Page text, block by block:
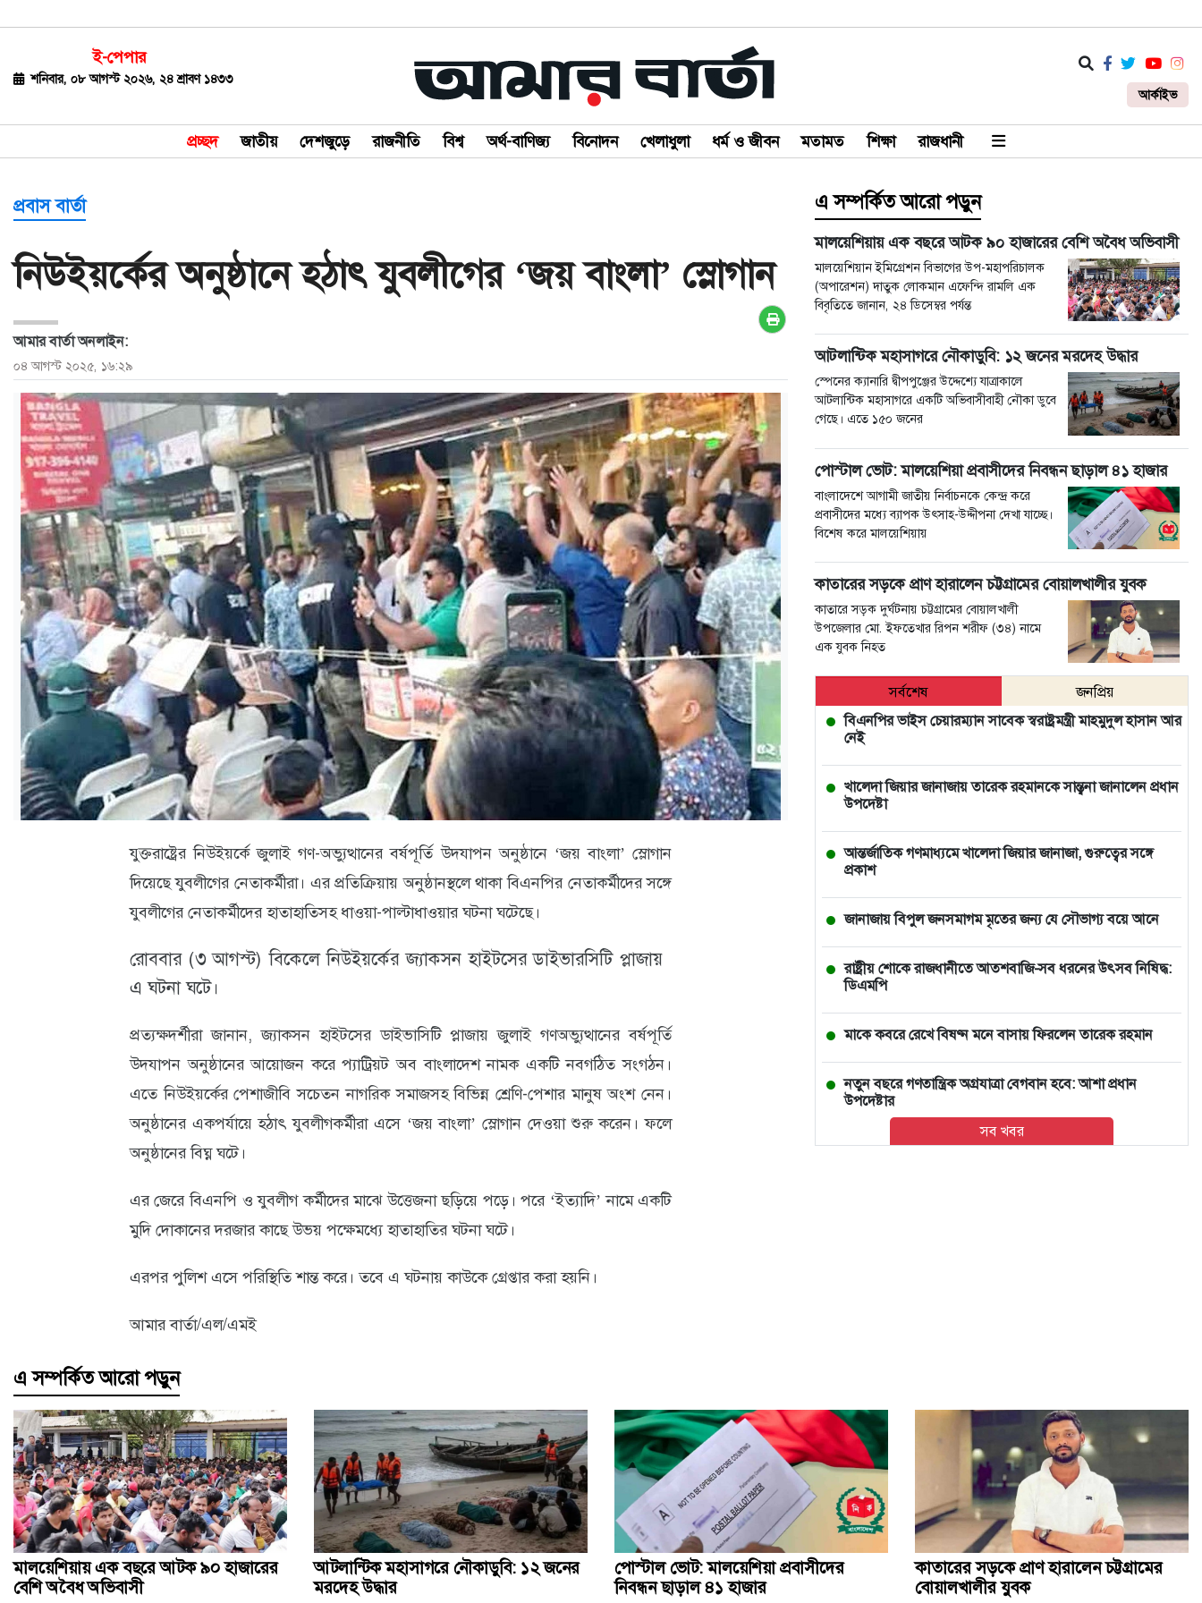
ই-পেপার
শনিবার, ০৮ আগস্ট ২০২৬, ২৪ শ্রাবণ ১৪৩৩
আর্কাইভ
প্রচ্ছদ জাতীয় দেশজুড়ে রাজনীতি বিশ্ব অর্থ-বাণিজ্য বিনোদন খেলাধুলা ধর্ম ও জীবন মতামত শিক্ষা রাজধানী
জাতীয়
রাজনীতি
বিশ্ব
বাণিজ্য
খেলাধুলা
ধর্ম
ও
জীবন
মতামত
শিক্ষা
রাজধানী
আইন-
আদালত
ক্যাম্পাস
আজকের
পত্রিকা
ক্যারিয়ার
ভিডিও
প্রবাস বার্তা
নিউইয়র্কের অনুষ্ঠানে হঠাৎ যুবলীগের ‘জয় বাংলা’ স্লোগান
আমার বার্তা অনলাইন:
০৪ আগস্ট ২০২৫, ১৬:২৯
যুক্তরাষ্ট্রের নিউইয়র্কে জুলাই গণ-অভ্যুত্থানের বর্ষপূর্তি উদযাপন অনুষ্ঠানে ‘জয় বাংলা’ স্লোগান
দিয়েছে যুবলীগের নেতাকর্মীরা। এর প্রতিক্রিয়ায় অনুষ্ঠানস্থলে থাকা বিএনপির নেতাকর্মীদের সঙ্গে
যুবলীগের নেতাকর্মীদের হাতাহাতিসহ ধাওয়া-পাল্টাধাওয়ার ঘটনা ঘটেছে।
রোববার (৩ আগস্ট) বিকেলে নিউইয়র্কের জ্যাকসন হাইটসের ডাইভারসিটি প্লাজায়
এ ঘটনা ঘটে।
প্রত্যক্ষদর্শীরা জানান, জ্যাকসন হাইটসের ডাইভাসিটি প্লাজায় জুলাই গণঅভ্যুত্থানের বর্ষপূর্তি
উদযাপন অনুষ্ঠানের আয়োজন করে প্যাট্রিয়ট অব বাংলাদেশ নামক একটি নবগঠিত সংগঠন।
এতে নিউইয়র্কের পেশাজীবি সচেতন নাগরিক সমাজসহ বিভিন্ন শ্রেণি-পেশার মানুষ অংশ নেন।
অনুষ্ঠানের একপর্যায়ে হঠাৎ যুবলীগকর্মীরা এসে ‘জয় বাংলা’ স্লোগান দেওয়া শুরু করেন। ফলে
অনুষ্ঠানের বিঘ্ন ঘটে।
এর জেরে বিএনপি ও যুবলীগ কর্মীদের মাঝে উত্তেজনা ছড়িয়ে পড়ে। পরে ‘ইত্যাদি’ নামে একটি
মুদি দোকানের দরজার কাছে উভয় পক্ষেমধ্যে হাতাহাতির ঘটনা ঘটে।
এরপর পুলিশ এসে পরিস্থিতি শান্ত করে। তবে এ ঘটনায় কাউকে গ্রেপ্তার করা হয়নি।
আমার বার্তা/এল/এমই
এ সম্পর্কিত আরো পড়ুন
মালয়েশিয়ায় এক বছরে আটক ৯০ হাজারের বেশি অবৈধ অভিবাসী
মালয়েশিয়ান ইমিগ্রেশন বিভাগের উপ-মহাপরিচালক
(অপারেশন) দাতুক লোকমান এফেন্দি রামলি এক
বিবৃতিতে জানান, ২৪ ডিসেম্বর পর্যন্ত
আটলান্টিক মহাসাগরে নৌকাডুবি: ১২ জনের মরদেহ উদ্ধার
স্পেনের ক্যানারি দ্বীপপুঞ্জের উদ্দেশ্যে যাত্রাকালে
আটলান্টিক মহাসাগরে একটি অভিবাসীবাহী নৌকা ডুবে
গেছে। এতে ১৫০ জনের
পোস্টাল ভোট: মালয়েশিয়া প্রবাসীদের নিবন্ধন ছাড়াল ৪১ হাজার
বাংলাদেশে আগামী জাতীয় নির্বাচনকে কেন্দ্র করে
প্রবাসীদের মধ্যে ব্যাপক উৎসাহ-উদ্দীপনা দেখা যাচ্ছে।
বিশেষ করে মালয়েশিয়ায়
কাতারের সড়কে প্রাণ হারালেন চট্টগ্রামের বোয়ালখালীর যুবক
কাতারে সড়ক দুর্ঘটনায় চট্টগ্রামের বোয়ালখালী
উপজেলার মো. ইফতেখার রিপন শরীফ (৩৪) নামে
এক যুবক নিহত
সর্বশেষ
জনপ্রিয়
বিএনপির ভাইস চেয়ারম্যান সাবেক স্বরাষ্ট্রমন্ত্রী মাহমুদুল হাসান আর
নেই
খালেদা জিয়ার জানাজায় তারেক রহমানকে সান্ত্বনা জানালেন প্রধান
উপদেষ্টা
আন্তর্জাতিক গণমাধ্যমে খালেদা জিয়ার জানাজা, গুরুত্বের সঙ্গে
প্রকাশ
জানাজায় বিপুল জনসমাগম মৃতের জন্য যে সৌভাগ্য বয়ে আনে
রাষ্ট্রীয় শোকে রাজধানীতে আতশবাজি-সব ধরনের উৎসব নিষিদ্ধ:
ডিএমপি
মাকে কবরে রেখে বিষণ্ন মনে বাসায় ফিরলেন তারেক রহমান
নতুন বছরে গণতান্ত্রিক অগ্রযাত্রা বেগবান হবে: আশা প্রধান
উপদেষ্টার
ভারতে চলন্ত ভ্যানে তরুণীকে সংঘবদ্ধ ধর্ষণ, ২ ঘণ্টা পর রাস্তায়
বেগম খালেদা জিয়া
সম্পর্ক উন্নয়নে খালেদা জিয়ার অবদান স্মরণীয় হয়ে থাকবে: চীনা
ডাকাতির গরু বাঁচাতে ক্যাভার্ড ভ্যানে অক্সিজেন রাখতেন ডাকাত
কথা রাখলেন খালেদা জিয়া, দেশের মাটিতে স্বামীর পাশে চিরনিদ্রায়
সব খবর
এ সম্পর্কিত আরো পড়ুন
মালয়েশিয়ায় এক বছরে আটক ৯০ হাজারের
বেশি অবৈধ অভিবাসী
আটলান্টিক মহাসাগরে নৌকাডুবি: ১২ জনের
মরদেহ উদ্ধার
পোস্টাল ভোট: মালয়েশিয়া প্রবাসীদের
নিবন্ধন ছাড়াল ৪১ হাজার
কাতারের সড়কে প্রাণ হারালেন চট্টগ্রামের
বোয়ালখালীর যুবক